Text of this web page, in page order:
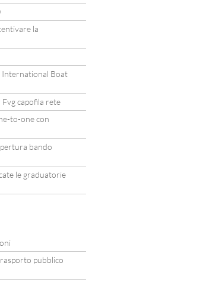
la
International Boat
capofila rete
to-one con
bando
le graduatorie
pubblico